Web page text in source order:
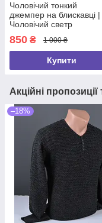
Чоловічий тонкий
джемпер на блискавці |
Чоловічий светр
коричневий Туреччина
3147
850 ₴ 1 000 ₴
Купити
Акційні
–18%